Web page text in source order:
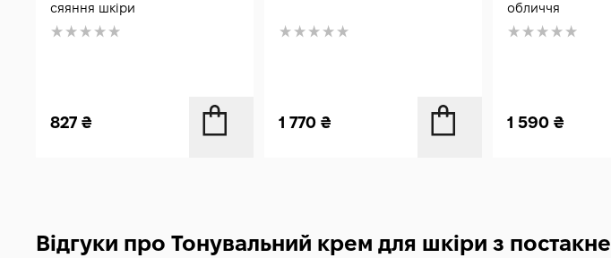
сяяння шкіри
827 ₴ 1 770₴
обличчя
1 590₴
Відгуки про Тонувальний крем для шкіри з постакне